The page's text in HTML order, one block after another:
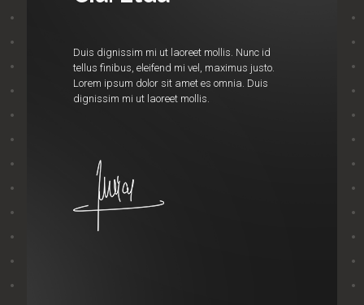
Duis dignissim mi ut laoreet mollis. Nunc id
tellus finibus, eleifend mi vel, maximus justo.
Lorem ipsum dolor sit amet es omnia. Duis
dignissim mi ut laoreet mollis.